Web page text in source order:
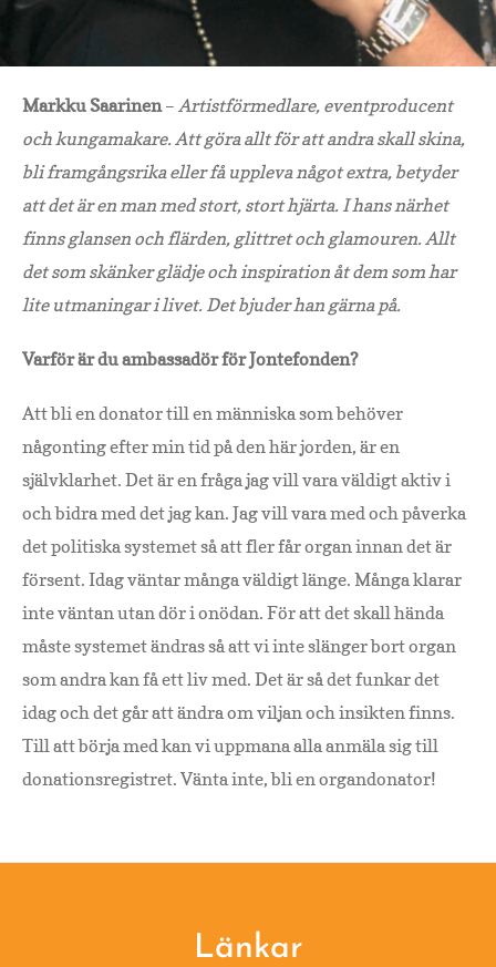
Markku Saarinen– Artistförmedlare, eventproducent
och kungamakare. Att göra allt för att andra skall skina,
bli framgångsrika eller få uppleva något extra, betyder
att det är en man med stort, stort hjärta. I hans närhet
finns glansen och flärden, glittret och glamouren. Allt
det som skänker glädje och inspiration åt dem som har
lite utmaningar i livet. Det bjuder han gärna på.
Varför är du ambassadör för Jontefonden?
Att bli en donator till en människa som behöver
någonting efter min tid på den här jorden, är en
självklarhet. Det är en fråga jag vill vara väldigt aktiv i
och bidra med det jag kan. Jag vill vara med och påverka
det politiska systemet så att fler får organ innan det är
försent. Idag väntar många väldigt länge. Många klarar
inte väntan utan dör i onödan. För att det skall hända
måste systemet ändras så att vi inte slänger bort organ
som andra kan få ett liv med. Det är så det funkar det
idag och det går att ändra om viljan och insikten finns.
Till att börja med kan vi uppmana alla anmäla sig till
donationsregistret. Vänta inte, bli en organdonator!
Länkar